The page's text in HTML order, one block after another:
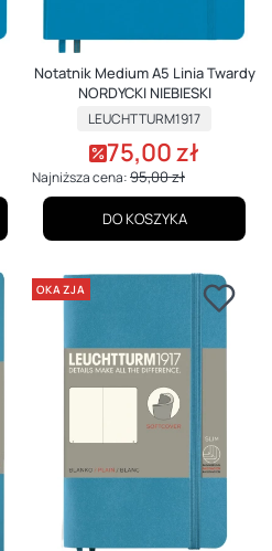
Notatnik Medium A5 Linia Twardy
NORDYCKI NIEBIESKI
PRODUCENT
LEUCHTTURM1917
Cena promocyjna
75,00 zł
Najniższa cena:95,00 zł
DO KOSZYKA
OKAZJA